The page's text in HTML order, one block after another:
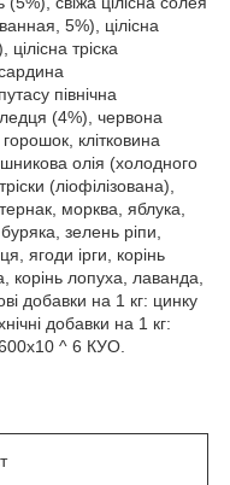
5%), цілісна
тріска
північна
(4%), червона
клітковина
олія (холодного
(ліофілізована),
морква, яблука,
зелень ріпи,
ягоди ірги, корінь
корінь лопуха, лаванда,
добавки на 1 кг: цинку
добавки на 1 кг:
^ 6 КУО.